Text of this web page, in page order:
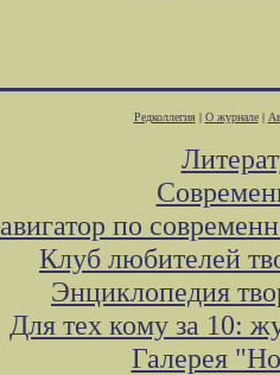
Редколлегия| О журнале|
по
Клуб любителей
Энциклопедия
Для тех кому за 10:
Галерея